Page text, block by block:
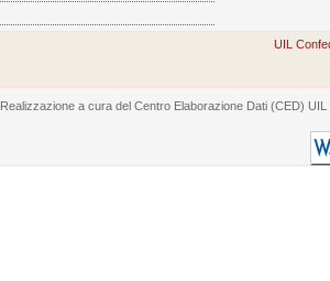
UIL
Realizzazione a cura del Centro Elaborazione Dati (CED)